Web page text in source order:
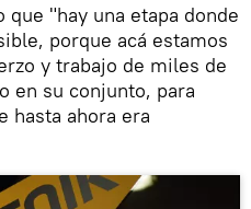
"hay una etapa donde
porque acá estamos
y trabajo de miles de
en su conjunto, para
hasta ahora era